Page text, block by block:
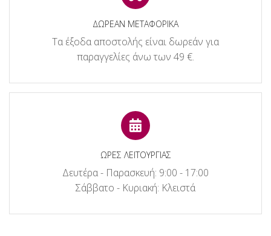
ΔΩΡΕΑΝ ΜΕΤΑΦΟΡΙΚΑ
Τα έξοδα αποστολής είναι δωρεάν για
παραγγελίες άνω των 49 €.
ΩΡΕΣ ΛΕΙΤΟΥΡΓΙΑΣ
Δευτέρα - Παρασκευή: 9:00 - 17:00
Σάββατο - Κυριακή: Κλειστά